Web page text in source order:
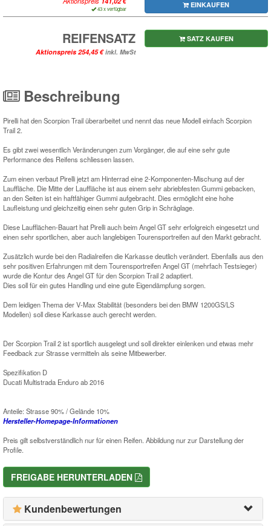
43 x verfügbar EINKAUFEN
REIFENSATZ
Aktionspreis inkl. MwSt
SATZ KAUFEN
Beschreibung
Pirelli hat den Scorpion Trail überarbeitet und nennt das neue Modell einfach Scorpion
Trail 2.
Es gibt zwei wesentlich Veränderungen zum Vorgänger, die auf eine sehr gute
Performance des Reifens schliessen lassen.
Zum einen verbaut Pirelli jetzt am Hinterrad eine 2-Komponenten-Mischung auf der
Lauffläche. Die Mitte der Lauffläche ist aus einem sehr abriebfesten Gummi gebacken,
an den Seiten ist ein haftfähiger Gummi aufgebracht. Dies ermöglicht eine hohe
Laufleistung und gleichzeitig einen sehr guten Grip in Schräglage.
Diese Laufflächen-Bauart hat Pirelli auch beim Angel GT sehr erfolgreich eingesetzt und
einen sehr sportlichen, aber auch langlebigen Tourensportreifen auf den Markt gebracht.
Zusätzlich wurde bei den Radialreifen die Karkasse deutlich verändert. Ebenfalls aus den
sehr positiven Erfahrungen mit dem Tourensportreifen Angel GT (mehrfach Testsieger)
wurde die Kontur des Angel GT für den Scorpion Trail 2 adaptiert.
Dies soll für ein gutes Handling und eine gute Eigendämpfung sorgen.
Dem leidigen Thema der V-Max Stabilität (besonders bei den BMW 1200GS/LS
Modellen) soll diese Karkasse auch gerecht werden.
Der Scorpion Trail 2 ist sportlich ausgelegt und soll direkter einlenken und etwas mehr
Feedback zur Strasse vermitteln als seine Mitbewerber.
Spezifikation D
Ducati Multistrada Enduro ab 2016
Anteile: Strasse 90% / Gelände 10%
Hersteller-Homepage-Informationen
Preis gilt selbstverständlich nur für einen Reifen. Abbildung nur zur Darstellung der
Profile.
FREIGABE HERUNTERLADEN
Kundenbewertungen